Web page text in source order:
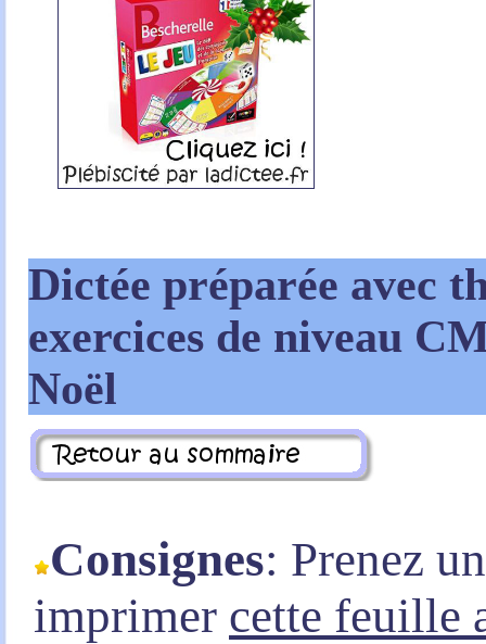
Dictée préparée avec
exercices de niveau
Noël
Consignes: Prenez
imprimer cette feuille